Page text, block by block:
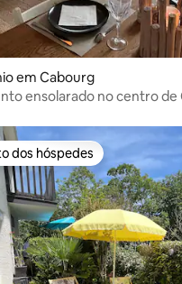
em Cabourg
ensolarado no centro de
dos hóspedes mais apreciados
dos hóspedes